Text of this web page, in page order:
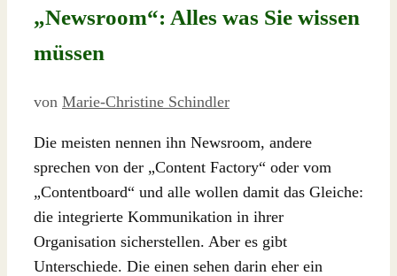
„Newsroom“: Alles was Sie wissen
müssen
von Marie-Christine Schindler
Die meisten nennen ihn Newsroom, andere
sprechen von der „Content Factory“ oder vom
„Contentboard“ und alle wollen damit das Gleiche:
die integrierte Kommunikation in ihrer
Organisation sicherstellen. Aber es gibt
Unterschiede. Die einen sehen darin eher ein